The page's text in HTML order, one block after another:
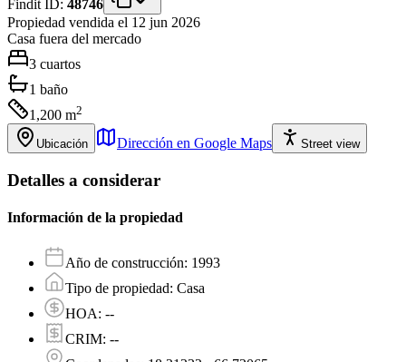
Findit ID: 48746
Propiedad vendida el 12 jun 2026
Casa fuera del mercado
3 cuartos
1 baño
1,200 m2
Ubicación Dirección en Google Maps Street view
Detalles a considerar
Información de la propiedad
Año de construcción: 1993
Tipo de propiedad: Casa
HOA: --
CRIM: --